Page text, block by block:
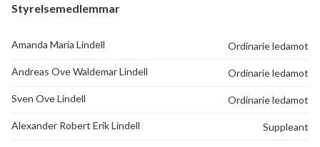
Styrelsemedlemmar
Amanda Maria Lindell Ordinarie ledamot
Andreas Ove Waldemar Lindell Ordinarie ledamot
Sven Ove Lindell Ordinarie ledamot
Alexander Robert Erik Lindell Suppleant